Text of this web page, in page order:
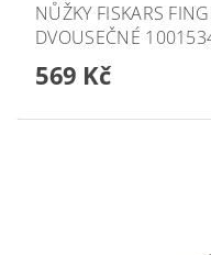
NŮŽKY FISKARS
DVOUSEČNÉ
569 Kč